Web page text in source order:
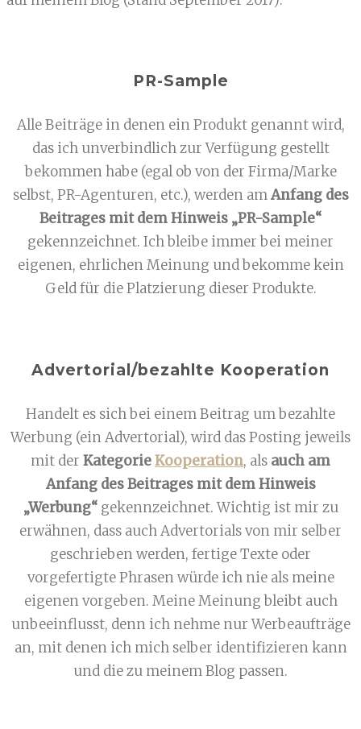
PR-Sample
Alle Beiträge in denen ein Produkt genannt wird,
das ich unverbindlich zur Verfügung gestellt
bekommen habe (egal ob von der Firma/Marke
selbst, PR-Agenturen, etc.), werden amAnfang des
Beitrages mit dem Hinweis „PR-Sample“
gekennzeichnet. Ich bleibe immer bei meiner
eigenen, ehrlichen Meinung und bekomme kein
Geld für die Platzierung dieser Produkte.
Advertorial/bezahlte Kooperation
Handelt es sich bei einem Beitrag um bezahlte
Werbung (ein Advertorial), wird das Posting jeweils
mit der KategorieKooperation, als auch am
Anfang des Beitrages mit dem Hinweis
„Werbung“ gekennzeichnet. Wichtig ist mir zu
erwähnen, dass auch Advertorials von mir selber
geschrieben werden, fertige Texte oder
vorgefertigte Phrasen würde ich nie als meine
eigenen vorgeben. Meine Meinung bleibt auch
unbeeinflusst, denn ich nehme nur Werbeaufträge
an, mit denen ich mich selber identifizieren kann
und die zu meinem Blog passen.